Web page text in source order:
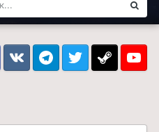
VK TelegramTwitter Steam